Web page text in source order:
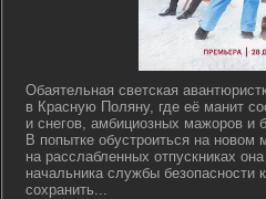
Обаятельная светская
в Красную Поляну, где её манит
и снегов, амбициозных мажоров и
В попытке обустроиться на новом
на расслабленных отпускниках
начальника службы
сохранить...